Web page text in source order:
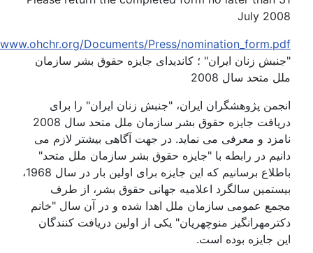
July
http://www.ohchr.org/Documents/Press/
زنان ایران" ؛ کاندیدای جایزه حقوق بشر سازمان
متحد سال 2008
پژوهشگران ایران، "جنبش زنان ایران" را برای
دریافت جایزه حقوق بشر سازمان ملل متحد سال 2008
و معرفی می نماید. در جهت آگاهی بیشتر لازم می
در رابطه با "جایزه حقوق بشر سازمان ملل متحد"
باطلاع برسانیم که این جایزه برای اولین بار در سال 1968،
سالگرد اعلامیه جهانی حقوق بشر، از طرف
عمومی سازمان ملل اهدا شده و در آن سال "خانم
منوچهریان" یکی از اولین دریافت کنندگان
جایزه بوده است.